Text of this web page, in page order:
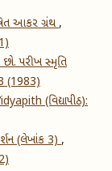
આકર ગ્રંથ,
છો. પરીખ સ્મૃતિ
(1983)
(વિદ્યાપીઠ):
(લેખાંક 3),